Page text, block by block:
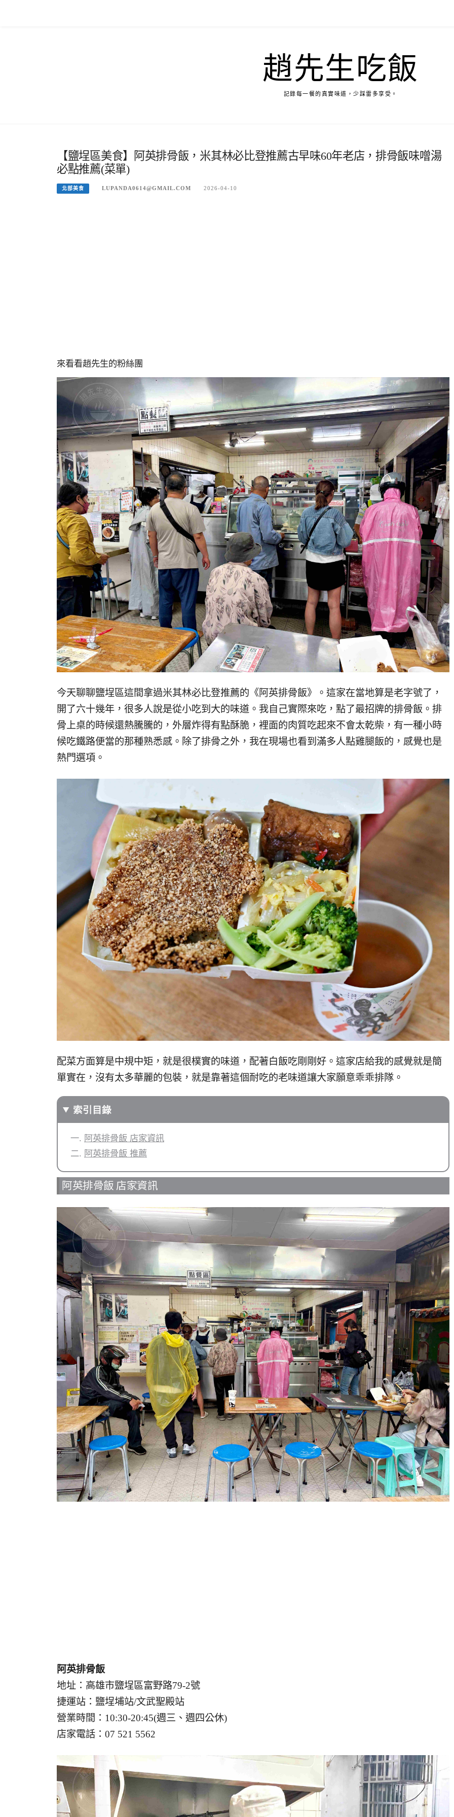
趙先生吃飯
記錄每一餐的真實味道，少踩雷多享受。
【鹽埕區美食】阿英排骨飯，米其林必比登推薦古早味60年老店，排骨飯味噌湯
必點推薦(菜單)
北部美食 LUPANDA0614@GMAIL.COM 2026-04-10
來看看趙先生的粉絲團
今天聊聊鹽埕區這間拿過米其林必比登推薦的《阿英排骨飯》。這家在當地算是老字號了，
開了六十幾年，很多人說是從小吃到大的味道。我自己實際來吃，點了最招牌的排骨飯。排
骨上桌的時候還熱騰騰的，外層炸得有點酥脆，裡面的肉質吃起來不會太乾柴，有一種小時
候吃鐵路便當的那種熟悉感。除了排骨之外，我在現場也看到滿多人點雞腿飯的，感覺也是
熱門選項。
配菜方面算是中規中矩，就是很樸實的味道，配著白飯吃剛剛好。這家店給我的感覺就是簡
單實在，沒有太多華麗的包裝，就是靠著這個耐吃的老味道讓大家願意乖乖排隊。
索引目錄
阿英排骨飯 店家資訊
阿英排骨飯 推薦
阿英排骨飯 店家資訊
阿英排骨飯
地址：高雄市鹽埕區富野路79-2號
捷運站：鹽埕埔站/文武聖殿站
營業時間：10:30-20:45(週三、週四公休)
店家電話：07 521 5562